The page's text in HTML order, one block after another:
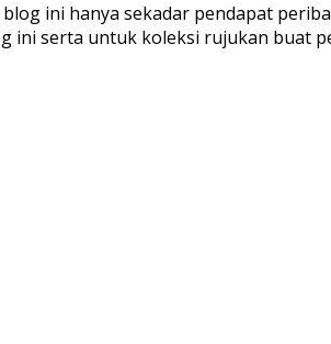
ini hanya sekadar pendapat
ini serta untuk koleksi rujukan buat